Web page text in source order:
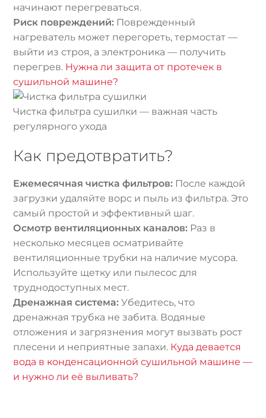
начинают перегреваться.
Риск повреждений: Поврежденный
нагреватель может перегореть, термостат —
выйти из строя, а электроника — получить
перегрев. Нужна ли защита от протечек в
сушильной машине?
Чистка фильтра сушилки — важная часть
регулярного ухода
Как предотвратить?
Ежемесячная чистка фильтров: После каждой
загрузки удаляйте ворс и пыль из фильтра. Это
самый простой и эффективный шаг.
Осмотр вентиляционных каналов: Раз в
несколько месяцев осматривайте
вентиляционные трубки на наличие мусора.
Используйте щетку или пылесос для
труднодоступных мест.
Дренажная система: Убедитесь, что
дренажная трубка не забита. Водяные
отложения и загрязнения могут вызвать рост
плесени и неприятные запахи. Куда девается
вода в конденсационной сушильной машине —
и нужно ли её выливать?